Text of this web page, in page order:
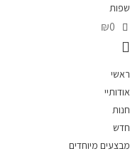
שפות
₪0
ראשי
אודותיי
חנות
חדש
מבצעים מיוחדים